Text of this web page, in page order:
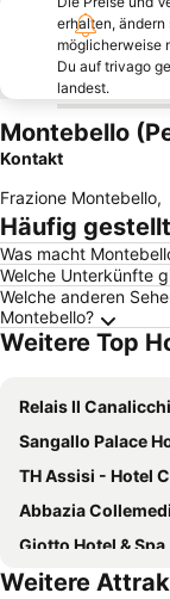
erhalten, ändern
möglicherweise
Du auf trivago
landest.
Montebello
Kontakt
Frazione Montebello,
Häufig
Was macht
Welche Unterkünfte
Welche anderen
Montebello?
Weitere Top
Relais Il
Sangallo Palace
TH Assisi - Hotel
Abbazia Collemedio
Giotto Hotel & Spa
Hotel Fortuna
Weitere